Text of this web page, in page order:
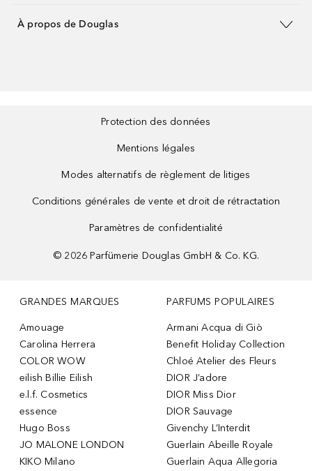
À propos de Douglas
Protection des données
Mentions légales
Modes alternatifs de règlement de litiges
Conditions générales de vente et droit de rétractation
Paramètres de confidentialité
© 2026 Parfümerie Douglas GmbH & Co. KG.
GRANDES MARQUES
Amouage
Carolina Herrera
COLOR WOW
eilish Billie Eilish
e.l.f. Cosmetics
essence
Hugo Boss
JO MALONE LONDON
KIKO Milano
PARFUMS POPULAIRES
Armani Acqua di Giò
Benefit Holiday Collection
Chloé Atelier des Fleurs
DIOR J’adore
DIOR Miss Dior
DIOR Sauvage
Givenchy L’Interdit
Guerlain Abeille Royale
Guerlain Aqua Allegoria